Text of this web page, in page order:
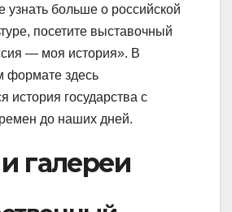
узнать больше о российской
посетите выставочный
— моя история». В
формате здесь
история государства с
до наших дней.
галереи